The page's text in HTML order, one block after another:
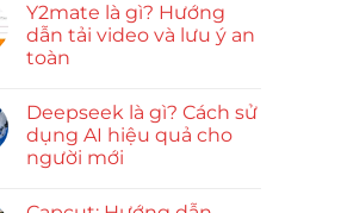
Y2mate là gì? Hướng
dẫn tải video và lưu ý an
toàn
Deepseek là gì? Cách sử
dụng AI hiệu quả cho
người mới